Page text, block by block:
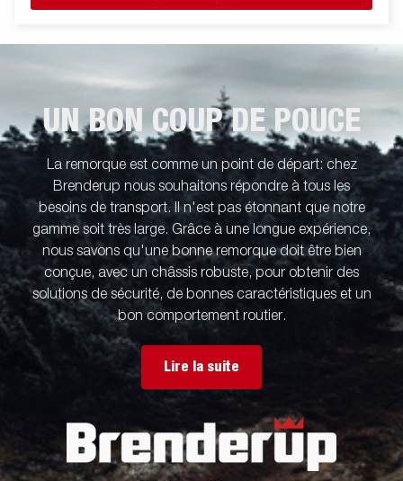
UN BON COUP DE POUCE
La remorque est comme un point de départ: chez
Brenderup nous souhaitons répondre à tous les
besoins de transport. Il n'est pas étonnant que notre
gamme soit très large. Grâce à une longue expérience,
nous savons qu'une bonne remorque doit être bien
conçue, avec un châssis robuste, pour obtenir des
solutions de sécurité, de bonnes caractéristiques et un
bon comportement routier.
Lire la suite